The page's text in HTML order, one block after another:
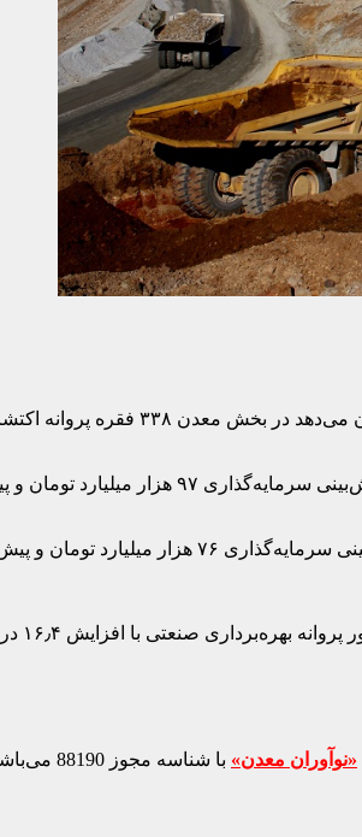
«نوآوران معدن» با شناسه مجوز 88190 می‌باشد؛ سایر محتواهای درج‌شده بازنشر و با ذکر منبع است.